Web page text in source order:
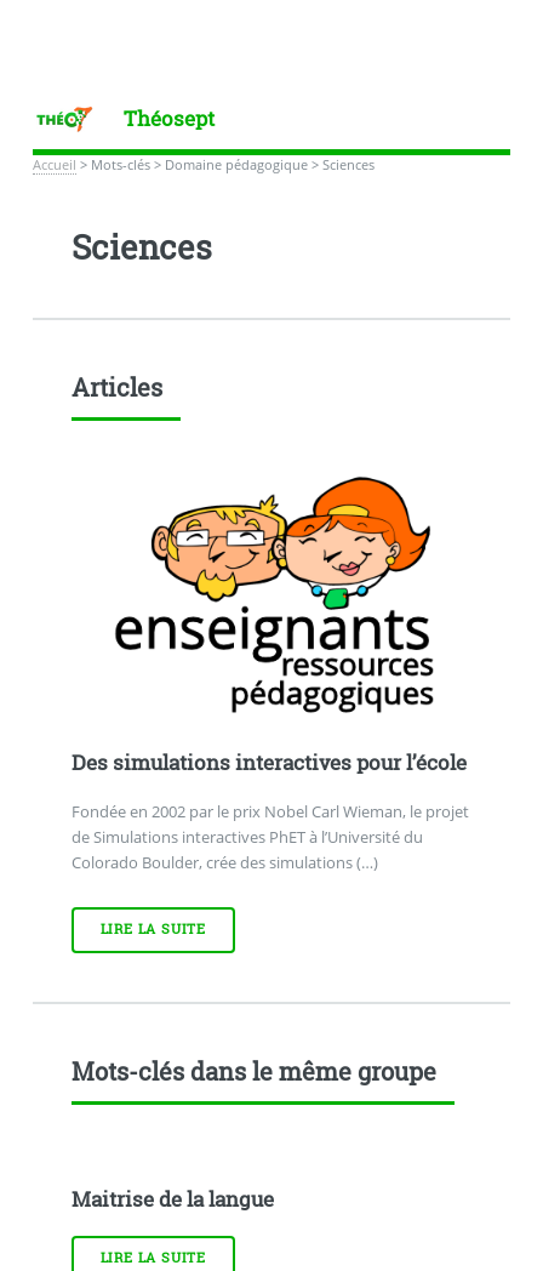
Théosept
Accueil > Mots-clés> Domaine pédagogique> Sciences
Sciences
Articles
Des simulations interactives pour l’école
Fondée en 2002 par le prix Nobel Carl Wieman, le projet
de Simulations interactives PhET à l’Université du
Colorado Boulder, crée des simulations (…)
LIRE LA SUITE
Mots-clés dans le même groupe
Maitrise de la langue
LIRE LA SUITE